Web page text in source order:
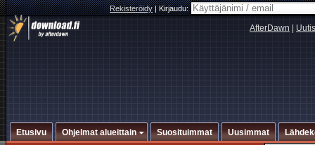
Rekisteröidy|Kirjaudu:
AfterDawn
Etusivu Ohjelmat alueittain Suosituimmat Uusimmat